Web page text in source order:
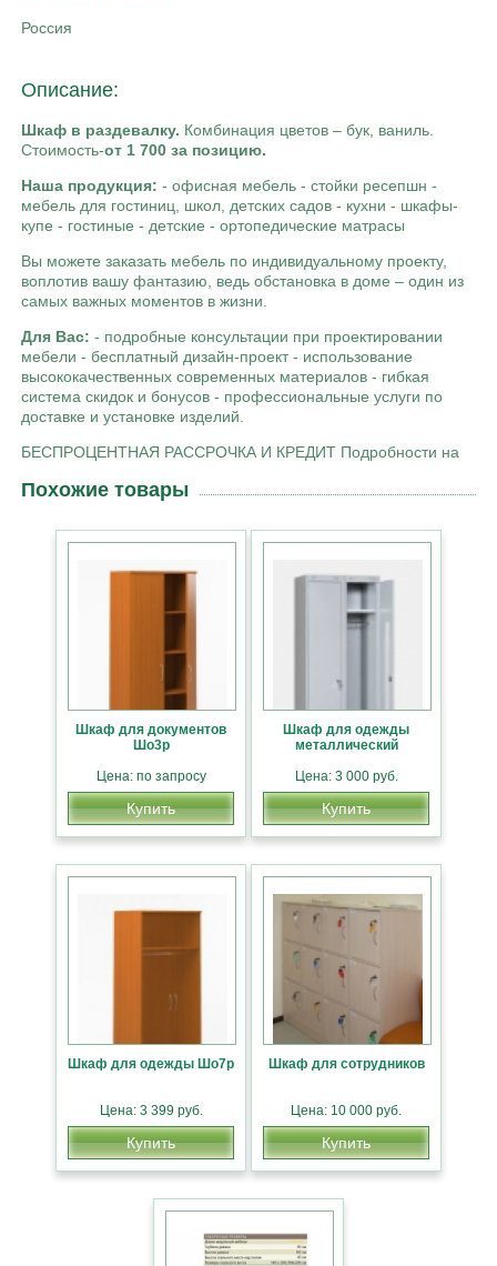
Россия
Описание:
Шкаф в раздевалку. Комбинация цветов – бук, ваниль.
Стоимость-от 1 700 за позицию.
Наша продукция: - офисная мебель - стойки ресепшн -
мебель для гостиниц, школ, детских садов - кухни - шкафы-
купе - гостиные - детские - ортопедические матрасы
Вы можете заказать мебель по индивидуальному проекту,
воплотив вашу фантазию, ведь обстановка в доме – один из
самых важных моментов в жизни.
Для Вас: - подробные консультации при проектировании
мебели - бесплатный дизайн-проект - использование
высококачественных современных материалов - гибкая
система скидок и бонусов - профессиональные услуги по
доставке и установке изделий.
БЕСПРОЦЕНТНАЯ РАССРОЧКА И КРЕДИТ Подробности на
Похожие товары
Шкаф для документов
Шо3р
Цена: по запросу
Купить
Шкаф для одежды
металлический
Цена: 3 000 руб.
Купить
Шкаф для одежды Шо7р
Цена: 3 399 руб.
Купить
Шкаф для сотрудников
Цена: 10 000 руб.
Купить